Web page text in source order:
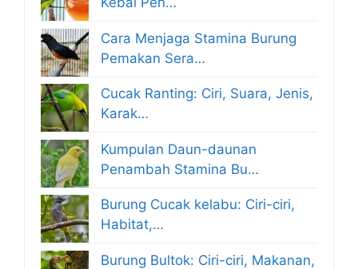
Cara Menjaga Stamina Burung
Pemakan Sera…
Cucak Ranting: Ciri, Suara, Jenis,
Karak…
Kumpulan Daun-daunan
Penambah Stamina Bu…
Burung Cucak kelabu: Ciri-ciri,
Habitat,…
Burung Bultok: Ciri-ciri, Makanan,